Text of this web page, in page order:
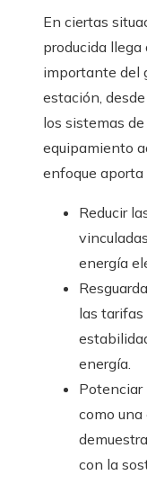
En ciertas
producida
importante del
estación,
los sistemas
equipamiento
enfoque aporta
Reducir
energía
las
energía.
Potenciar
como una
con la